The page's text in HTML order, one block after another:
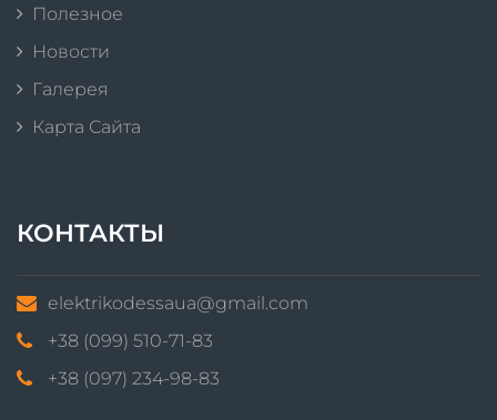
Полезное
Новости
Галерея
Карта Сайта
КОНТАКТЫ
elektrikodessaua@gmail.com
+38 (099) 510-71-83
+38 (097) 234-98-83